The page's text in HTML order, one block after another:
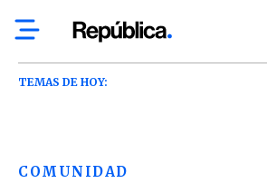
TEMAS DE HOY:
COMUNIDAD